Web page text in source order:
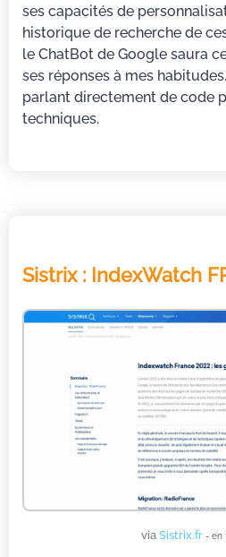
ses capacités de
historique de recherche de
le ChatBot de Google saura
ses réponses à mes
parlant directement de code
techniques.
Sistrix : IndexWatch
via Sistrix.fr - en